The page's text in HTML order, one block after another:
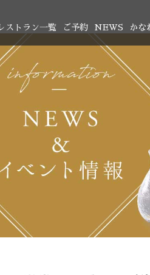
レストラン一覧 ご予約 NEWS かな